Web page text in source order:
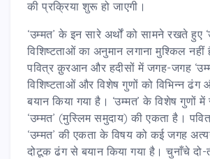
की प्रक्रिया शुरू हो जाएगी।
‘उम्मत’ के इन सारे अर्थों को सामने रखते हुए
विशिष्टताओं का अनुमान लगाना मुश्किल
पवित्र क़ुरआन और हदीसों में जगह-जगह
विशिष्टताओं और विशेष गुणों को विभिन्न ढंग
बयान किया गया है। ‘उम्मत’ के विशेष गुणों
‘उम्मत’ (मुस्लिम समुदाय) की एकता है।
‘उम्मत’ की एकता के विषय को कई जगह
दोटूक ढंग से बयान किया गया है। चुनाँचे दो-